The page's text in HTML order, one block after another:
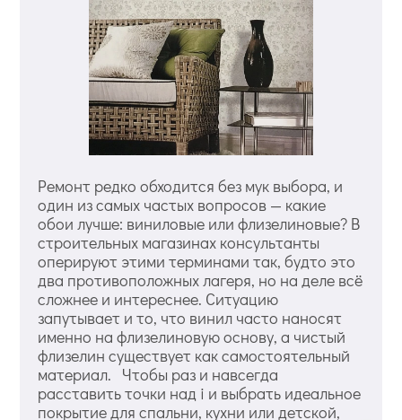
Ремонт редко обходится без мук выбора, и
один из самых частых вопросов — какие
обои лучше: виниловые или флизелиновые? В
строительных магазинах консультанты
оперируют этими терминами так, будто это
два противоположных лагеря, но на деле всё
сложнее и интереснее. Ситуацию
запутывает и то, что винил часто наносят
именно на флизелиновую основу, а чистый
флизелин существует как самостоятельный
материал. Чтобы раз и навсегда
расставить точки над i и выбрать идеальное
покрытие для спальни, кухни или детской,